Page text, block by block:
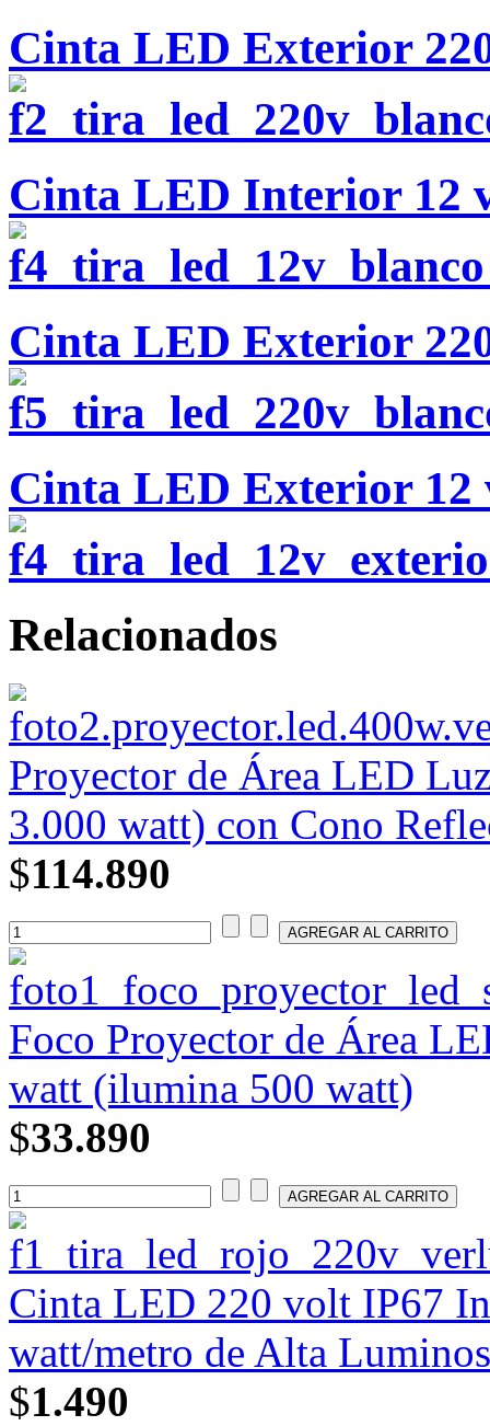
Cinta LED Exterior
Cinta LED Interior 12
Cinta LED Exterior
Cinta LED Exterior 12
Relacionados
Proyector de Área LED
3.000 watt) con Cono
$114.890
Foco Proyector de Área
watt (ilumina 500 watt)
$33.890
Cinta LED 220 volt IP67
watt/metro de Alta
$1.490